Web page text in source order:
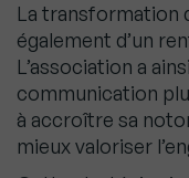
La transformation
également d’un
L’association a
communication
à accroître sa
mieux valoriser